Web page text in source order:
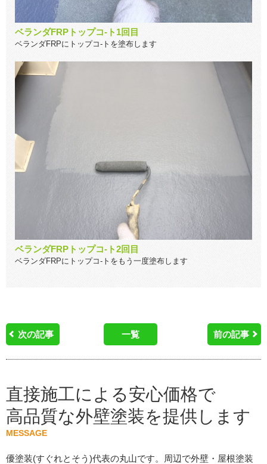
ベランダFRPトップコ-ト1回目
ベランダFRPにトップコ-トを塗布します
ベランダFRPトップコ-ト2回目
ベランダFRPにトップコ-トをもう一度塗布します
次の記事 一覧 前の記事
直接施工による安心価格で
高品質な外壁塗装を提供します
MESSAGE
優塗装(すぐれとそう)代表の丸山です。周辺で外壁・屋根塗装